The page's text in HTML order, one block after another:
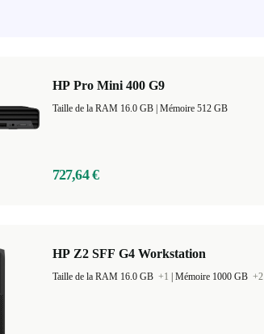
HP Pro Mini 400 G9
Mémoire 512 GB
727,64 €
HP Z2 SFF G4 Workstation
Taille de la RAM 16.0 GB +1 Mémoire 1000 GB +2